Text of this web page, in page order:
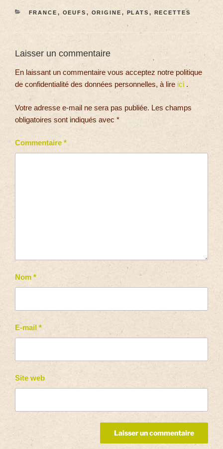
FRANCE , OEUFS , ORIGINE , PLATS , RECETTES
Laisser un commentaire
En laissant un commentaire vous acceptez notre politique
de confidentialité des données personnelles, à lire ici .
Votre adresse e-mail ne sera pas publiée. Les champs
obligatoires sont indiqués avec *
Commentaire *
Nom *
E-mail *
Site web